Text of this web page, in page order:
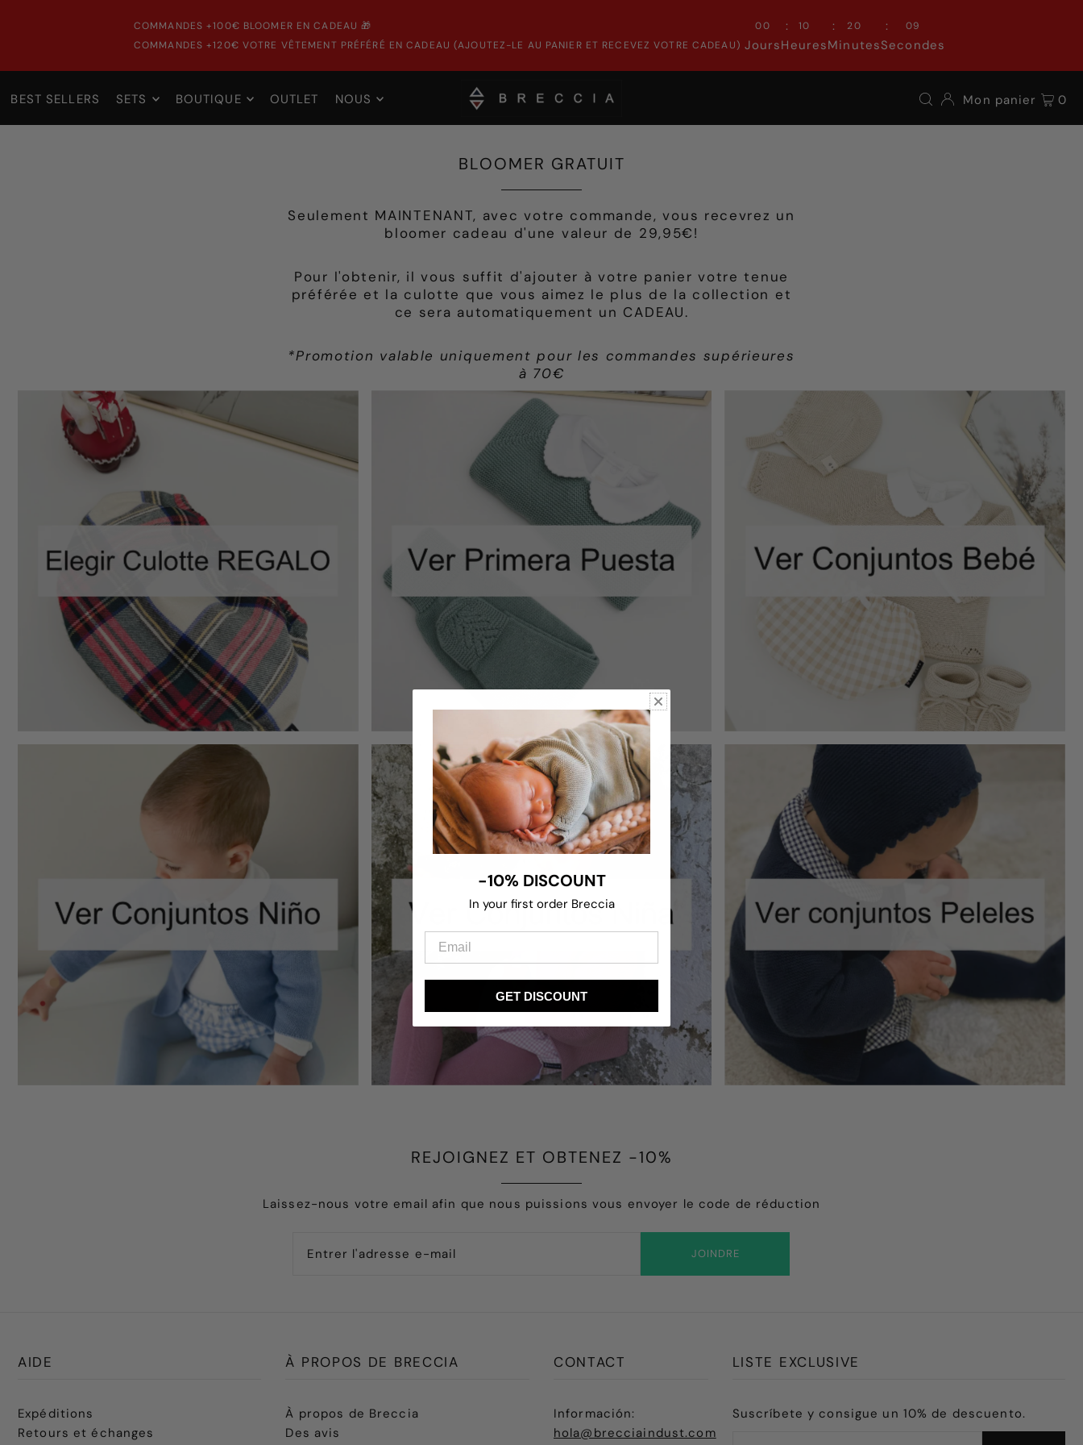
COMMANDES +100€ BLOOMER EN CADEAU 🎁
COMMANDES +120€ VOTRE VÊTEMENT PRÉFÉRÉ EN CADEAU (AJOUTEZ-LE AU PANIER ET RECEVEZ VOTRE CADEAU)
00
Jours
: 10
Heures
: 20
Minutes
: 08
Secondes
BEST SELLERS SETS BOUTIQUE OUTLET NOUS Mon panier 0
BLOOMER GRATUIT
Seulement MAINTENANT, avec votre commande, vous recevrez un
bloomer cadeau d'une valeur de 29,95€!
Pour l'obtenir, il vous suffit d'ajouter à votre panier votre tenue
préférée et la culotte que vous aimez le plus de la collection et
ce sera automatiquement un CADEAU.
*Promotion valable uniquement pour les commandes supérieures
à 70€
BLOOMERS TENUES POUR NOUVEAU-NÉS SETS POUR BÉBÉS
SETS GARÇONS SETS FILLE ENSEMBLES DE VÊTEMENT BARBOTEUSE
REJOIGNEZ ET OBTENEZ -10%
Laissez-nous votre email afin que nous puissions vous envoyer le code de réduction
JOINDRE
AIDE
Expéditions
Retours et échanges
À PROPOS DE BRECCIA
À propos de Breccia
Des avis
CONTACT
Información:
hola@brecciaindust.com
LISTE EXCLUSIVE
Suscríbete y consigue un 10% de descuento.
-10% DISCOUNT
In your first order Breccia
GET DISCOUNT